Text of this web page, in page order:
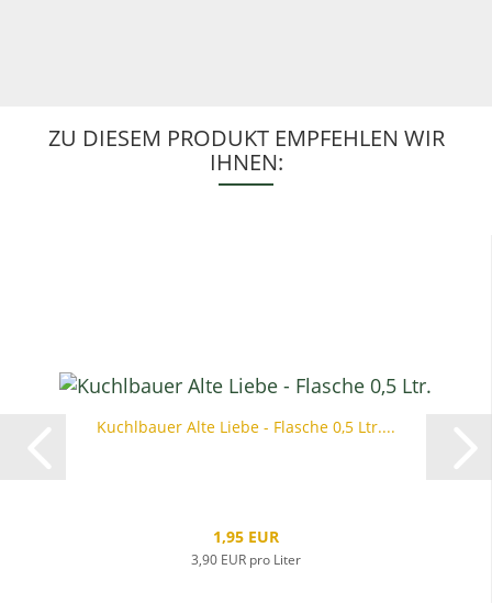
ZU DIESEM PRODUKT EMPFEHLEN WIR
IHNEN:
Kuchlbauer Alte Liebe - Flasche 0,5 Ltr....
1,95 EUR
3,90 EUR pro Liter